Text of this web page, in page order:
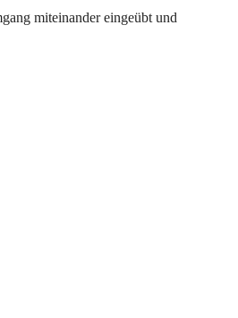
miteinander eingeübt und